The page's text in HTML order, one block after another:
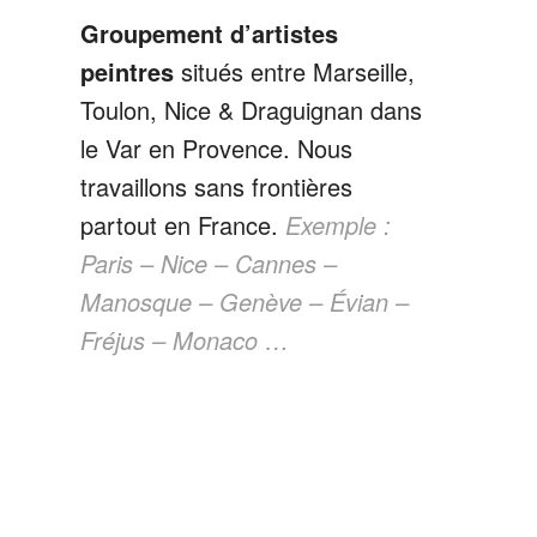
Groupement d’artistes
peintres situés entre Marseille,
Toulon, Nice & Draguignan dans
le Var en Provence. Nous
travaillons sans frontières
partout en France. Exemple :
Paris – Nice – Cannes –
Manosque – Genève – Évian –
Fréjus – Monaco …